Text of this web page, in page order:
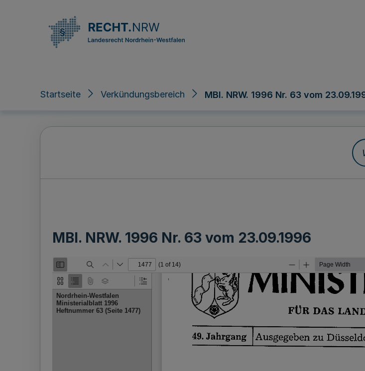
Startseite Verkündungsbereich MBl. NRW. 1996 Nr. 63 vom
MBl. NRW. 1996 Nr. 63 vom 23.09.1996